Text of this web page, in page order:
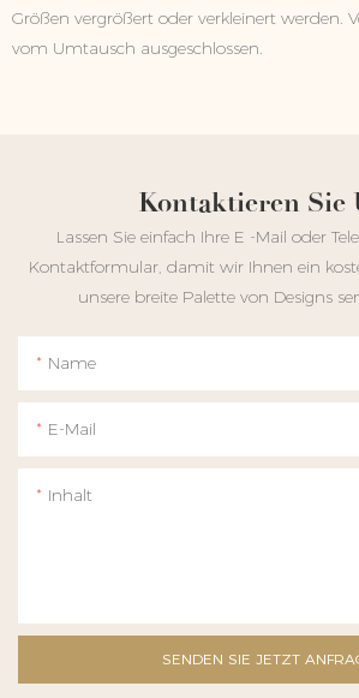
Größen vergrößert oder verkleinert werden.
vom Umtausch ausgeschlossen.
Kontaktieren Sie
Lassen Sie einfach Ihre E -Mail oder
Kontaktformular, damit wir Ihnen ein
unsere breite Palette von Designs
Name
E-Mail
Inhalt
SENDEN SIE JETZT